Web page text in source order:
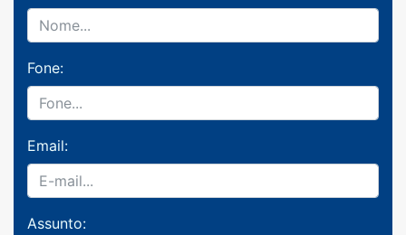
Fone:
Email:
Assunto: